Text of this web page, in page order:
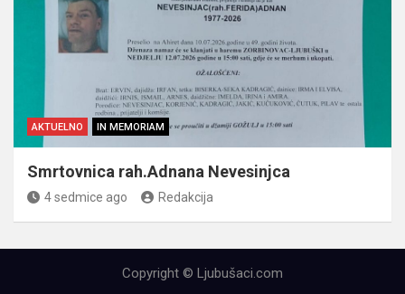
AKTUELNO IN MEMORIAM
Smrtovnica rah.Adnana Nevesinjca
4 sedmice ago Redakcija
Copyright © Ljubušaci.com